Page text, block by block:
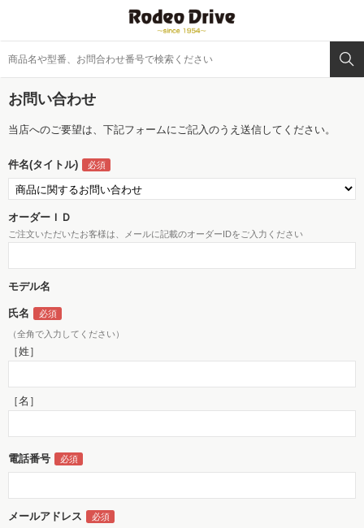
お問い合わせ
当店へのご要望は、下記フォームにご記入のうえ送信してください。
件名(タイトル)
オーダーＩＤ
ご注文いただいたお客様は、メールに記載のオーダーIDをご入力ください
モデル名
氏名
（全角で入力してください）
［姓］
［名］
電話番号
メールアドレス